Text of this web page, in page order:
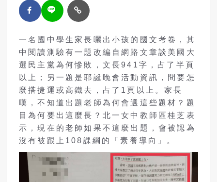
一名國中學生家長曬出小孩的國文考卷，其
中閱讀測驗有一題改編自網路文章談美國大
選民主黨為何慘敗，文長941字，占了半頁
以上；另一題是耶誕晚會活動資訊，問要怎
麼搭捷運或高鐵去，占了1頁以上。家長
嘆，不知道出題老師為何會選這些題材？題
目為何要出這麼長？北一女中教師區桂芝表
示，現在的老師如果不這麼出題，會被認為
沒有被跟上108課綱的「素養導向」。